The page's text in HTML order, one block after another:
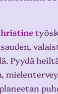
Pyydä